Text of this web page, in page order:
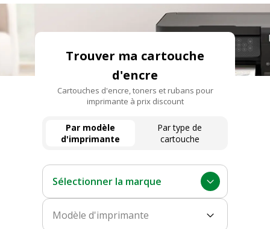
Trouver ma cartouche
d'encre
Cartouches d'encre, toners et rubans pour
imprimante à prix discount
Par modèle
d'imprimante
Par type de
cartouche
Sélectionner la marque
Modèle d'imprimante